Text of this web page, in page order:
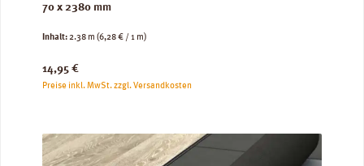
70 x 2380 mm
Inhalt:2.38 m (6,28 € / 1 m)
Regulärer Preis:
14,95 €
Preise inkl. MwSt. zzgl. Versandkosten